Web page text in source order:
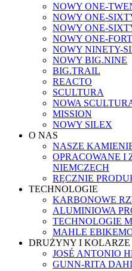
NOWY ONE-
NOWY ONE-
NOWY ONE-
NOWY ONE-
NOWY NINETY-
NOWY BIG.NINE
BIG.TRAIL
REACTO
SCULTURA
NOWA
MISSION
NOWY SILEX
O NAS
NASZE
OPRACOWANE I
NIEMCZECH
RĘCZNIE
TECHNOLOGIE
KARBONOWE
ALUMINIOWA
TECHNOLOGIE
MAHLE
DRUŻYNY I KOLARZE
JOSÉ ANTONIO
GUNN-RITA